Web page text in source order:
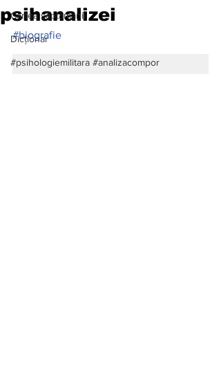
Cartea săptămânii
Dicționar
#psihologiemilitara #analizacompor
psihanalizei
#biografie